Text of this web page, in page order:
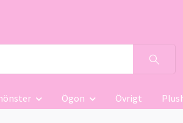
Ögon Övrigt